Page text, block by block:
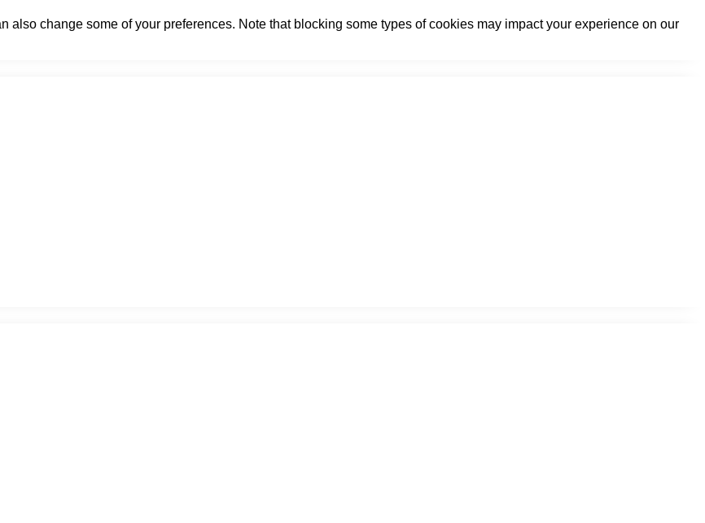
also change some of your preferences. Note that blocking some types of cookies may impact your experience on our